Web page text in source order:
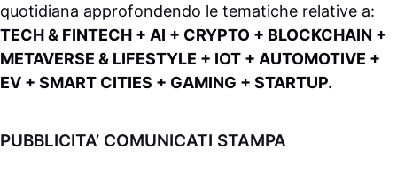
quotidiana approfondendo le tematiche relative a:
TECH & FINTECH + AI + CRYPTO + BLOCKCHAIN +
METAVERSE & LIFESTYLE + IOT + AUTOMOTIVE +
EV + SMART CITIES + GAMING + STARTUP.
PUBBLICITA’ COMUNICATI STAMPA